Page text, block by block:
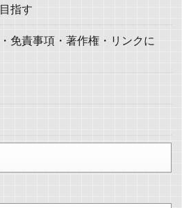
指す
免責事項・著作権・リンクに